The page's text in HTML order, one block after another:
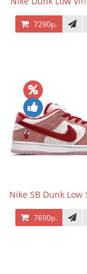
7290р.
Nike SB Dunk Low
7690р.